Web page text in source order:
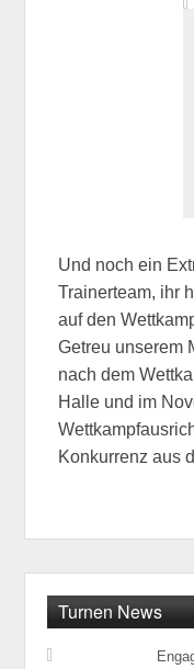
Und noch ein
Trainerteam, ihr
auf den
Getreu unserem
nach dem
Halle und im
Konkurrenz aus
Turnen News